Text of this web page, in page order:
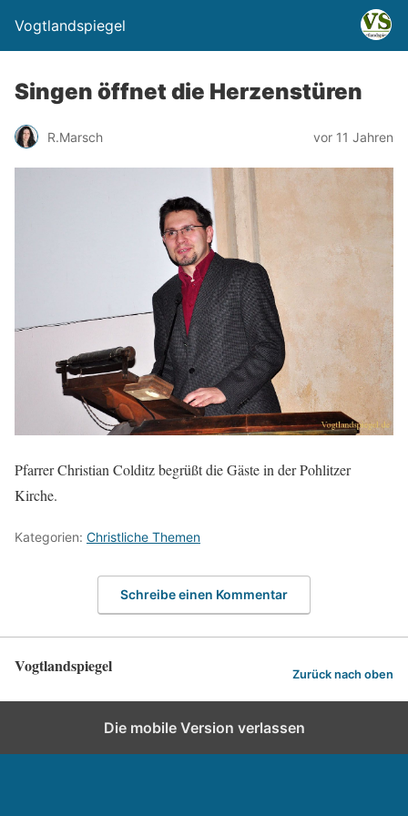
Vogtlandspiegel
Singen öffnet die Herzenstüren
R.Marsch vor 11 Jahren
Pfarrer Christian Colditz begrüßt die Gäste in der Pohlitzer
Kirche.
Kategorien: Christliche Themen
Schreibe einen Kommentar
Vogtlandspiegel Zurück nach oben
Die mobile Version verlassen